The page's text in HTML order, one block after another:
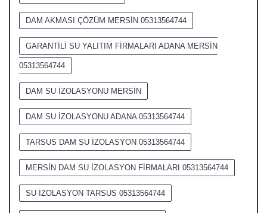
DAM AKMASI ÇÖZÜM MERSİN 05313564744
GARANTİLİ SU YALITIM FİRMALARI ADANA MERSİN
05313564744
DAM SU İZOLASYONU MERSİN
DAM SU İZOLASYONU ADANA 05313564744
TARSUS DAM SU İZOLASYON 05313564744
MERSİN DAM SU İZOLASYON FİRMALARI 05313564744
SU İZOLASYON TARSUS 05313564744